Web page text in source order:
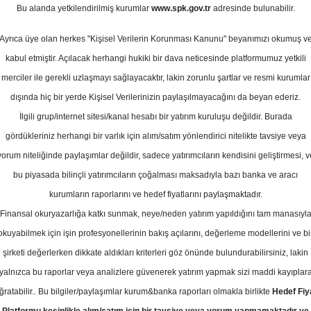
2024
Potansiyeli
Kurum Sayısı
8 4
Paralel
Get.
2
Salı, 05 Kasım 2024
Yatırım CCOLA Hedef Fiyat
Coca Cola İçecek için hedef
TL'ye düşürdü, tavsiyesini 'AL'
Bu alanda yetkilendirilmiş kurumlar www.spk.gov.tradresinde bulunabilir.
Ayrıca üye olan herkes "Kişisel Verilerin Korunması Kanunu" beyanımızı okumuş ve
kabul etmiştir. Açılacak herhangi hukiki bir dava neticesinde platformumuz yetkili
merciler ile gerekli uzlaşmayı sağlayacaktır, lakin zorunlu şartlar ve resmi kurumlar
dışında hiç bir yerde Kişisel Verilerinizin paylaşılmayacağını da beyan ederiz.
İlgili grup/internet sitesi/kanal hesabı bir yatırım kuruluşu değildir. Burada
gördükleriniz herhangi bir varlık için alım/satım yönlendirici nitelikte tavsiye veya
niteliğinde paylaşımlar değildir, sadece yatırımcıların kendisini geliştirmesi,
bu piyasada bilinçli yatırımcıların çoğalması maksadıyla bazı banka ve aracı
kurumların raporlarını ve hedef fiyatlarını paylaşmaktadır.
Finansal okuryazarlığa katkı sunmak, neye/neden yatırım yapıldığını tam manasıyla
için işin profesyonellerinin bakış açılarını, değerleme modellerini ve
şirketi değerlerken dikkate aldıkları kriterleri göz önünde bulundurabilirsiniz, lakin
yalnızca bu raporlar veya analizlere güvenerek yatırım yapmak sizi maddi
Bu bilgiler/paylaşımlar kurum&banka raporları olmakla birlikte Hedef